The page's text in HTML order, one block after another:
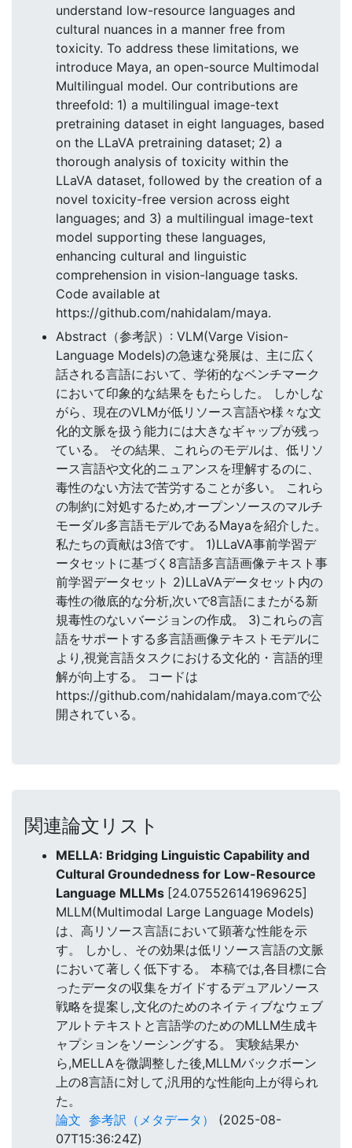
understand low-resource languages and
cultural nuances in a manner free from
toxicity. To address these limitations, we
introduce Maya, an open-source Multimodal
Multilingual model. Our contributions are
threefold: 1) a multilingual image-text
pretraining dataset in eight languages, based
on the LLaVA pretraining dataset; 2) a
thorough analysis of toxicity within the
LLaVA dataset, followed by the creation of a
novel toxicity-free version across eight
languages; and 3) a multilingual image-text
model supporting these languages,
enhancing cultural and linguistic
comprehension in vision-language tasks.
Code available at
https://github.com/nahidalam/maya.
Abstract（参考訳）: VLM(Varge Vision-
Language Models)の急速な発展は、主に広く
話される言語において、学術的なベンチマーク
において印象的な結果をもたらした。 しかしな
がら、現在のVLMが低リソース言語や様々な文
化的文脈を扱う能力には大きなギャップが残っ
ている。 その結果、これらのモデルは、低リソ
ース言語や文化的ニュアンスを理解するのに、
毒性のない方法で苦労することが多い。 これら
の制約に対処するため,オープンソースのマルチ
モーダル多言語モデルであるMayaを紹介した。
私たちの貢献は3倍です。 1)LLaVA事前学習デ
ータセットに基づく8言語多言語画像テキスト事
前学習データセット 2)LLaVAデータセット内の
毒性の徹底的な分析,次いで8言語にまたがる新
規毒性のないバージョンの作成。 3)これらの言
語をサポートする多言語画像テキストモデルに
より,視覚言語タスクにおける文化的・言語的理
解が向上する。 コードは
https://github.com/nahidalam/maya.comで公
開されている。
関連論文リスト
MELLA: Bridging Linguistic Capability and
Cultural Groundedness for Low-Resource
Language MLLMs [24.075526141969625]
MLLM(Multimodal Large Language Models)
は、高リソース言語において顕著な性能を示
す。 しかし、その効果は低リソース言語の文脈
において著しく低下する。 本稿では,各目標に合
ったデータの収集をガイドするデュアルソース
戦略を提案し,文化のためのネイティブなウェブ
アルトテキストと言語学のためのMLLM生成キ
ャプションをソーシングする。 実験結果か
ら,MELLAを微調整した後,MLLMバックボーン
上の8言語に対して,汎用的な性能向上が得られ
た。
論文 参考訳（メタデータ）
(2025-08-
07T15:36:24Z)